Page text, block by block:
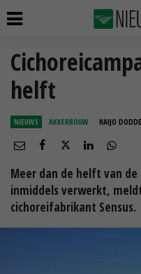
helft
NIEUWS AKKERBOUW HAIJO DODDE
Meer dan de helft van
inmiddels verwerkt,
cichoreifabrikant Sensus.